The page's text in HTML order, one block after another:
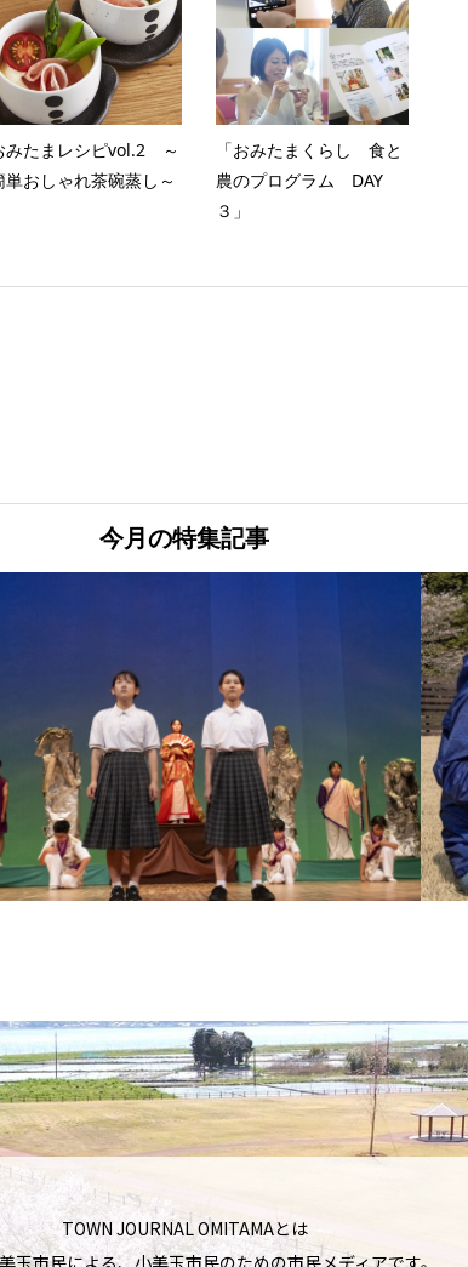
みたまレシピvol.2 ～
単おしゃれ茶碗蒸し～
「おみたまくらし 食と
農のプログラム DAY
３」
今月の特集記事
TOWN JOURNAL OMITAMAとは